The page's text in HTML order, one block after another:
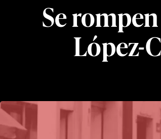
Se
López-